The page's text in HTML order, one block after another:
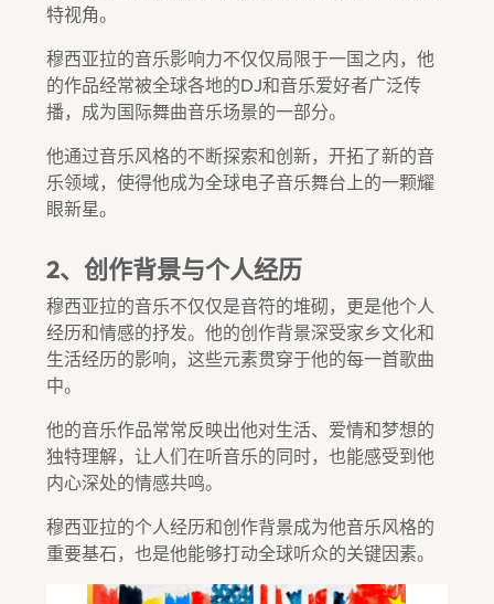
特视角。
穆西亚拉的音乐影响力不仅仅局限于一国之内，他
的作品经常被全球各地的DJ和音乐爱好者广泛传
播，成为国际舞曲音乐场景的一部分。
他通过音乐风格的不断探索和创新，开拓了新的音
乐领域，使得他成为全球电子音乐舞台上的一颗耀
眼新星。
2、创作背景与个人经历
穆西亚拉的音乐不仅仅是音符的堆砌，更是他个人
经历和情感的抒发。他的创作背景深受家乡文化和
生活经历的影响，这些元素贯穿于他的每一首歌曲
中。
他的音乐作品常常反映出他对生活、爱情和梦想的
独特理解，让人们在听音乐的同时，也能感受到他
内心深处的情感共鸣。
穆西亚拉的个人经历和创作背景成为他音乐风格的
重要基石，也是他能够打动全球听众的关键因素。